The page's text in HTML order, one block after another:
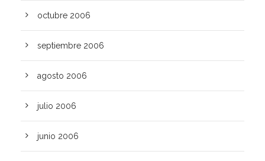
octubre 2006
septiembre 2006
agosto 2006
julio 2006
junio 2006